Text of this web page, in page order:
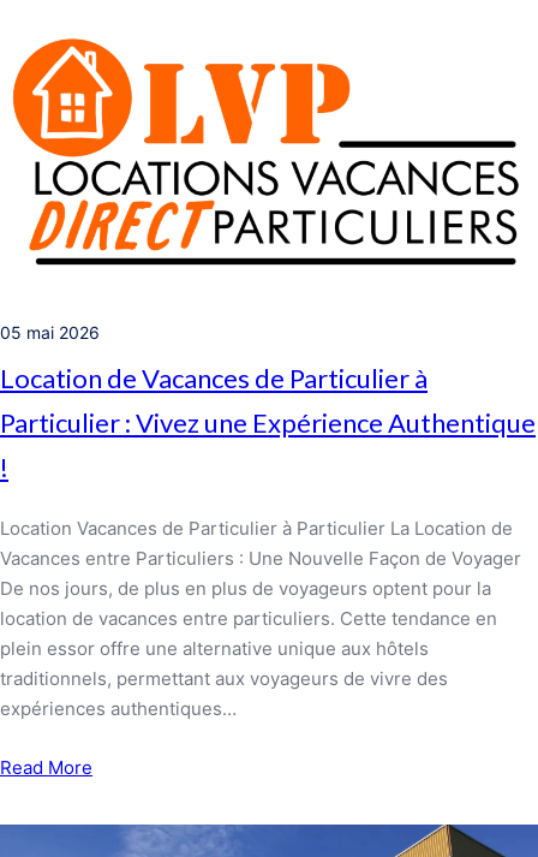
05 mai 2026
Location de Vacances de Particulier à
Particulier : Vivez une Expérience Authentique
!
Location Vacances de Particulier à Particulier La Location de
Vacances entre Particuliers : Une Nouvelle Façon de Voyager
De nos jours, de plus en plus de voyageurs optent pour la
location de vacances entre particuliers. Cette tendance en
plein essor offre une alternative unique aux hôtels
traditionnels, permettant aux voyageurs de vivre des
expériences authentiques…
Read More